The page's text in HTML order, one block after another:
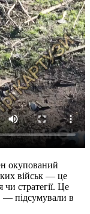
окупований
військ — це
стратегії. Це
— підсумували в